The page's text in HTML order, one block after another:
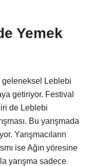
Yemek
geleneksel Leblebi
getiriyor. Festival
de Leblebi
Bu yarışmada
Yarışmacıların
ise Ağın yöresine
yarışma sadece